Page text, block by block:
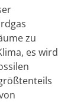
zu
es wird